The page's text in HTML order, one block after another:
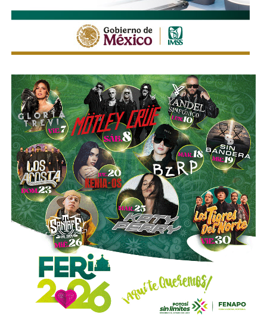
Respecto a la llegada de nuevas plataformas digitales al
estado, Martínez Acosta consideró que la
competencia representa una oportunidad para
mejorar la calidad del servicio de transporte.
“Hoy el gremio del taxismo entiende que la competencia
es buena. Ellos estarán tratando de mejorar y brindar un
mejor servicio, mientras que la ciudadanía podrá elegir la
opción que considere más conveniente”, comentó.
La titular de la SCT reiteró que, mientras Uber no complete
el procedimiento administrativo y cumpla con las
obligaciones previstas en la ley, la plataforma no podrá
prestar el servicio de transporte en San Luis Potosí.
También lee:Ya es oficial: MiTaxi será la plataforma oficial
de transporte de la Fenapo 2026